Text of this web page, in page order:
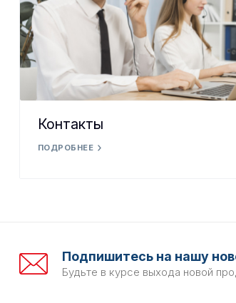
Контакты
ПОДРОБНЕЕ
Подпишитесь на нашу
Будьте в курсе выхода новой